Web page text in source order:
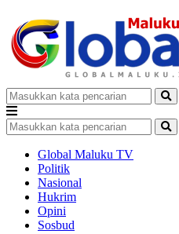
Global Maluku TV
Politik
Nasional
Hukrim
Opini
Sosbud